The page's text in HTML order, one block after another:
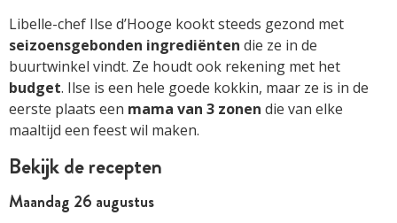
Libelle-chef Ilse d’Hooge kookt steeds gezond met
seizoensgebonden ingrediënten die ze in de
buurtwinkel vindt. Ze houdt ook rekening met het
budget. Ilse is een hele goede kokkin, maar ze is in de
eerste plaats een mama van 3 zonen die van elke
maaltijd een feest wil maken.
Bekijk de recepten
Maandag 26 augustus